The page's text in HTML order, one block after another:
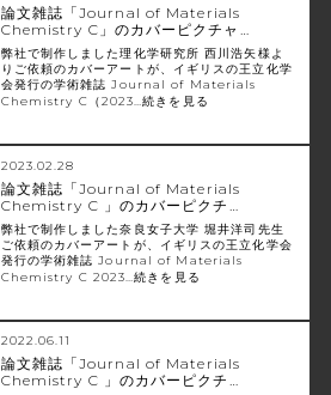
論文雑誌「Journal of Materials
Chemistry C」のカバーピクチャ…
弊社で制作しました理化学研究所 西川浩矢様よ
りご依頼のカバーアートが、イギリスの王立化学
会発行の学術雑誌 Journal of Materials
Chemistry C（2023…続きを見る
2023.02.28
論文雑誌「Journal of Materials
Chemistry C 」のカバーピクチ…
弊社で制作しました奈良女子大学 堀井洋司先生
ご依頼のカバーアートが、イギリスの王立化学会
発行の学術雑誌 Journal of Materials
Chemistry C 2023…続きを見る
2022.06.11
論文雑誌「Journal of Materials
Chemistry C 」のカバーピクチ…